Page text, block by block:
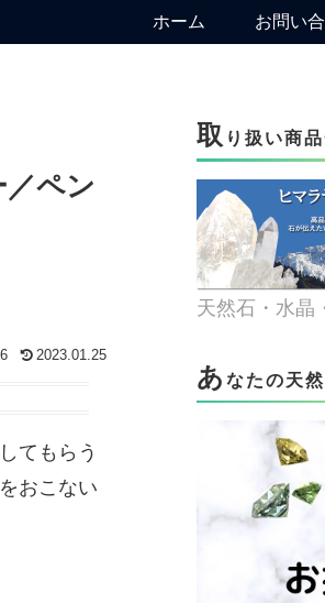
ホーム お問い
ペン
2023.01.25
てもらう
おこない
取 り扱い商
天然石・水晶
あなたの天